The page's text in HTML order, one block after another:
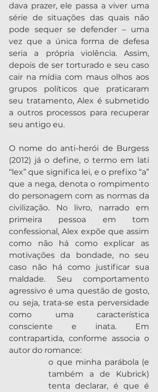
dava prazer, ele passa a viver uma
série de situações das quais não
pode sequer se defender – uma
vez que a única forma de defesa
seria a própria violência. Assim,
depois de ser torturado e seu caso
cair na mídia com maus olhos aos
grupos políticos que praticaram
seu tratamento, Alex é submetido
a outros processos para recuperar
seu antigo eu.
O nome do anti-herói de Burgess
(2012) já o define, o termo em lati
“lex” que significa lei, e o prefixo “a”
que a nega, denota o rompimento
do personagem com as normas da
civilização. No livro, narrado em
primeira pessoa em tom
confessional, Alex expõe que assim
como não há como explicar as
motivações da bondade, no seu
caso não há como justificar sua
maldade. Seu comportamento
agressivo é uma questão de gosto,
ou seja, trata-se esta perversidade
como uma característica
consciente e inata. Em
contrapartida, conforme associa o
autor do romance:
o que minha parábola (e
também a de Kubrick)
tenta declarar, é que é